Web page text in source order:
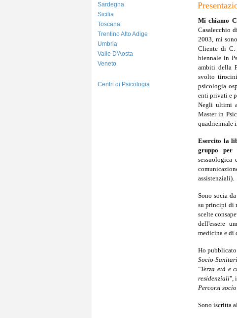
Sardegna
Sicilia
Toscana
Trentino Alto Adige
Umbria
Valle D'Aosta
Veneto
Centri di Psicologia
Mi chiamo
Casalecchio
2003, mi
Cliente di C.
biennale in
ambiti della
svolto
psicologia
enti privati e
Negli ultimi
Master in
quadriennale
Esercito la
gruppo per
sessuologica
assistenziali).
Sono socia
su principi di
scelte
dell'essere
medicina e di
Ho
Socio-
"Terza età e
residenziali",
Percorsi
Sono iscritta